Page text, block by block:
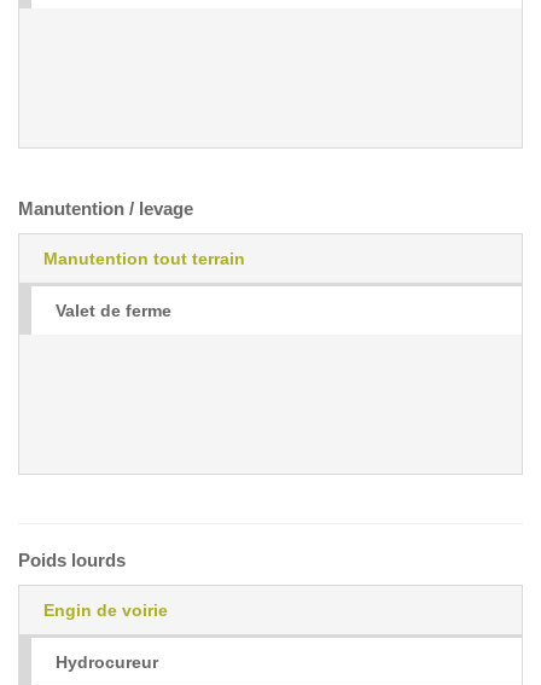
Manutention / levage
Manutention tout terrain
Valet de ferme
Poids lourds
Engin de voirie
Hydrocureur